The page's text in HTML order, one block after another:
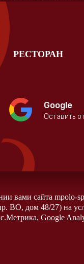
РЕСТОРАН
Google
Оставить
вами сайта
ВО, дом 48/27) на
Google